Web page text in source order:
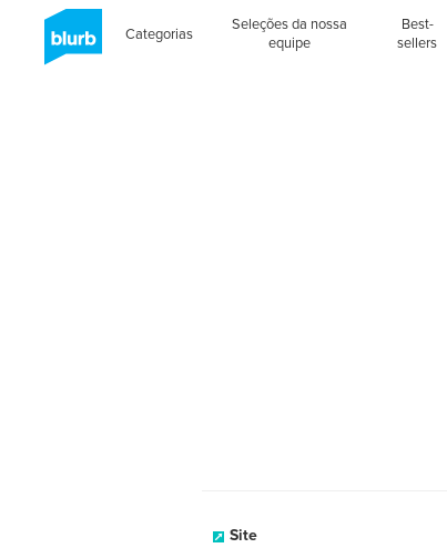
Categorias
Seleções da nossa
equipe
Best-
sellers
Site